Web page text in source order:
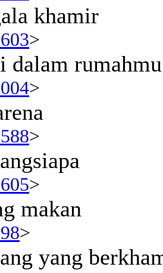
khamir
>
dalam rumahmu
>
>
>
makan
>
yang